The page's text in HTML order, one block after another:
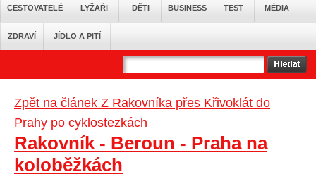
CESTOVATELÉ LYŽAŘI DĚTI BUSINESS TEST MÉDIA
ZDRAVÍ JÍDLO A PITÍ
Zpět na článek Z Rakovníka přes Křivoklát do
Prahy po cyklostezkách
Rakovník - Beroun - Praha na
koloběžkách